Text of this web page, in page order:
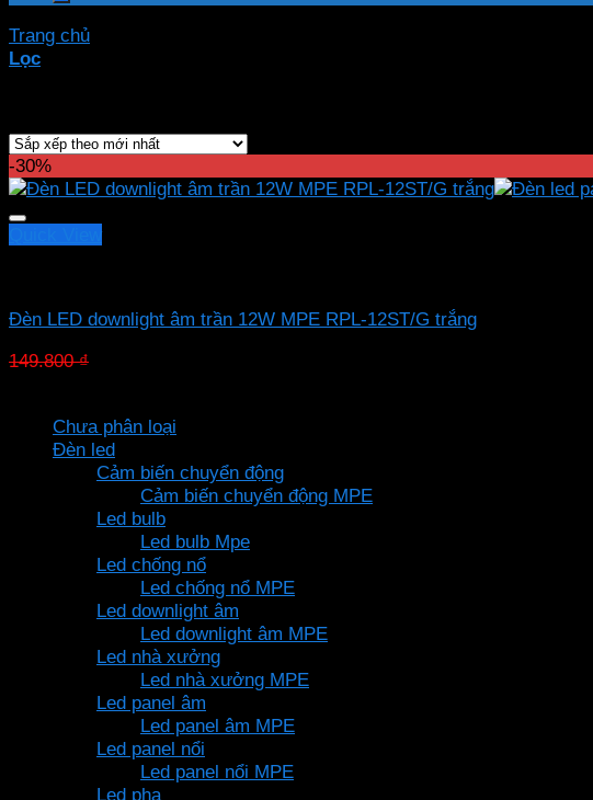
Trang chủ
Lọc
-30%
Đèn LED downlight âm trần 12W MPE RPL-12ST/G trắng
149.800₫
149.800 ₫.là:
Chưa phân loại
Đèn led
Cảm biến chuyển động
Cảm biến chuyển động MPE
Led bulb
Led bulb Mpe
Led chống nổ
Led chống nổ MPE
Led downlight âm
Led downlight âm MPE
Led nhà xưởng
Led nhà xưởng MPE
Led panel âm
Led panel âm MPE
Led panel nổi
Led panel nổi MPE
Led pha